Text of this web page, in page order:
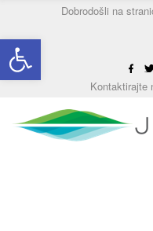
Open toolbar
Dobrodošli na
Kontaktirajte